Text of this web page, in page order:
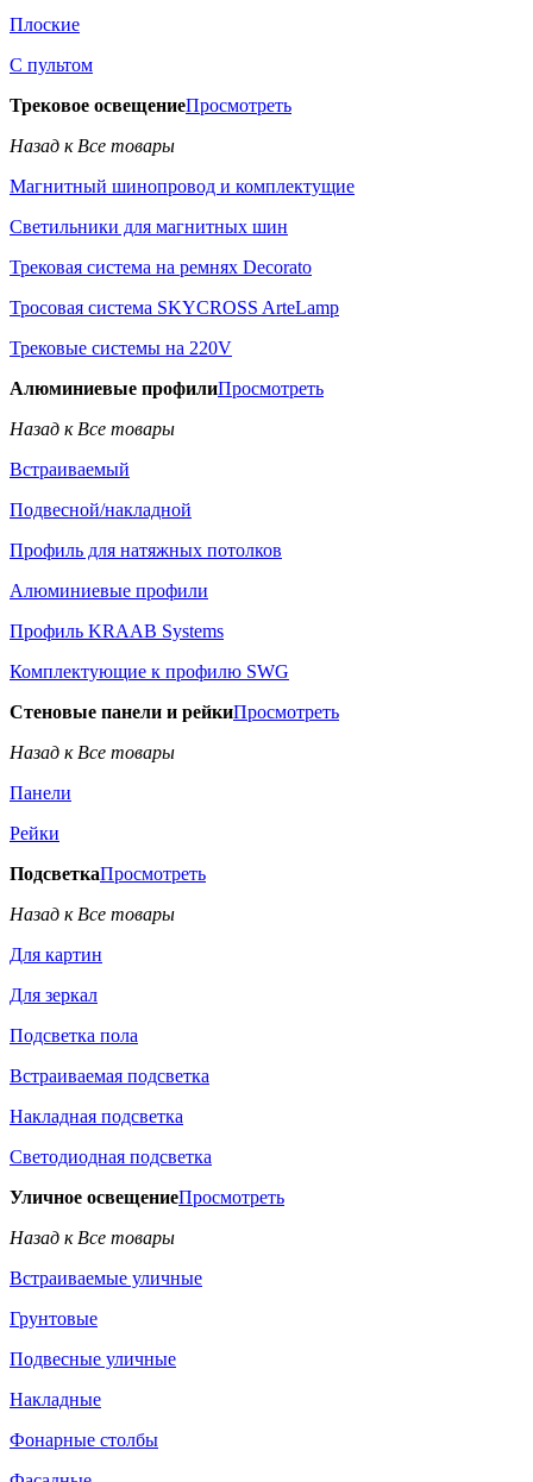
Плоские
С пультом
Трековое освещениеПросмотреть
Назад к Все товары
Магнитный шинопровод и комплектущие
Светильники для магнитных шин
Трековая система на ремнях Decorato
Тросовая система SKYCROSS ArteLamp
Трековые системы на 220V
Алюминиевые профилиПросмотреть
Назад к Все товары
Встраиваемый
Подвесной/накладной
Профиль для натяжных потолков
Алюминиевые профили
Профиль KRAAB Systems
Комплектующие к профилю SWG
Стеновые панели и рейкиПросмотреть
Назад к Все товары
Панели
Рейки
ПодсветкаПросмотреть
Назад к Все товары
Для картин
Для зеркал
Подсветка пола
Встраиваемая подсветка
Накладная подсветка
Светодиодная подсветка
Уличное освещениеПросмотреть
Назад к Все товары
Встраиваемые уличные
Грунтовые
Подвесные уличные
Накладные
Фонарные столбы